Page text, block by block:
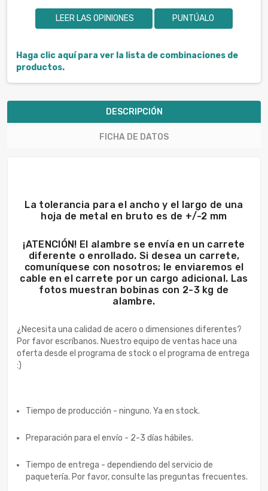
LEER LAS OPINIONES PUNTÚALO
Haga clic aquí para ver la lista de combinaciones de
productos.
DESCRIPCIÓN
FICHA DE DATOS
La tolerancia para el ancho y el largo de una
hoja de metal en bruto es de +/-2 mm
¡ATENCIÓN! El alambre se envía en un carrete
diferente o enrollado. Si desea un carrete,
comuníquese con nosotros; le enviaremos el
cable en el carrete por un cargo adicional. Las
fotos muestran bobinas con 2-3 kg de
alambre.
¿Necesita una calidad de acero o dimensiones diferentes?
Por favor escríbanos. Nuestro equipo de ventas hace una
oferta desde el programa de stock o el programa de entrega
:)
Tiempo de producción - ninguno. Ya en stock.
Preparación para el envío - 2-3 días hábiles.
Tiempo de entrega - dependiendo del servicio de
paquetería. Por favor, consulte las preguntas frecuentes.